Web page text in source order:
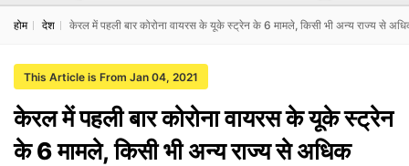
होम देश केरल में पहली बार कोरोना वायरस के यूके स्ट्रेन के 6 मामले, किसी भी अन्य राज्य से
This Article is From Jan 04, 2021
केरल में पहली बार कोरोना वायरस के यूके स्ट्रेन
के 6 मामले, किसी भी अन्य राज्य से अधिक